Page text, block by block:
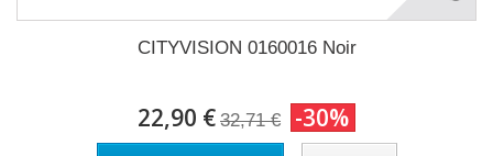
CITYVISION 0160016 Noir
22,90 € 32,71 € -30%